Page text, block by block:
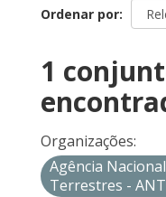
Ordenar por
1
Organizações:
Agência
Terrestres -